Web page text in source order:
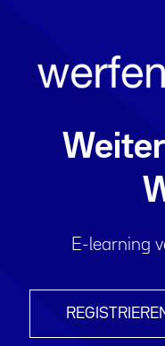
Weiter
E-learning